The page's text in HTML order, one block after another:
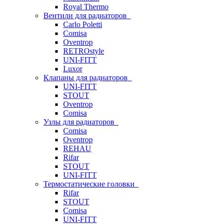
Royal Thermo
Вентили для радиаторов
Carlo Poletti
Comisa
Oventrop
RETROstyle
UNI-FITT
Luxor
Клапаны для радиаторов
UNI-FITT
STOUT
Oventrop
Comisa
Узлы для радиаторов
Comisa
Oventrop
REHAU
Rifar
STOUT
UNI-FITT
Термостатические головки
Rifar
STOUT
Comisa
UNI-FITT